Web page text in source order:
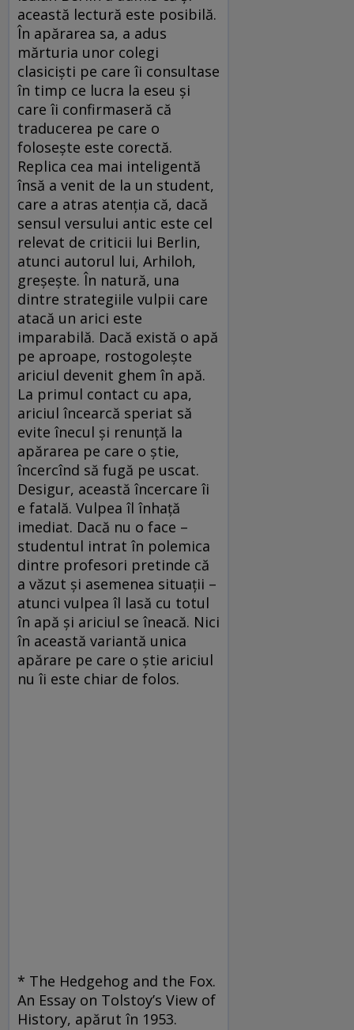
această lectură este posibilă.
În apărarea sa, a adus
mărturia unor colegi
clasicişti pe care îi consultase
în timp ce lucra la eseu şi
care îi confirmaseră că
traducerea pe care o
foloseşte este corectă.
Replica cea mai inteligentă
însă a venit de la un student,
care a atras atenţia că, dacă
sensul versului antic este cel
relevat de criticii lui Berlin,
atunci autorul lui, Arhiloh,
greşeşte. În natură, una
dintre strategiile vulpii care
atacă un arici este
imparabilă. Dacă există o apă
pe aproape, rostogoleşte
ariciul devenit ghem în apă.
La primul contact cu apa,
ariciul încearcă speriat să
evite înecul şi renunţă la
apărarea pe care o ştie,
încercînd să fugă pe uscat.
Desigur, această încercare îi
e fatală. Vulpea îl înhaţă
imediat. Dacă nu o face –
studentul intrat în polemica
dintre profesori pretinde că
a văzut şi asemenea situaţii –
atunci vulpea îl lasă cu totul
în apă şi ariciul se îneacă. Nici
în această variantă unica
apărare pe care o ştie ariciul
nu îi este chiar de folos.
* The Hedgehog and the Fox.
An Essay on Tolstoy’s View of
History, apărut în 1953.